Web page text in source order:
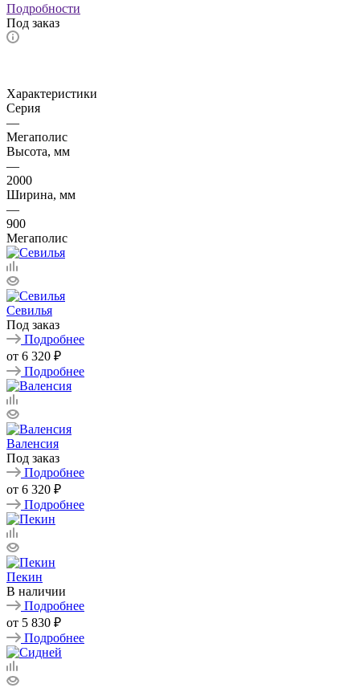
Подробности
Под заказ
Характеристики
Серия
—
Мегаполис
Высота, мм
—
2000
Ширина, мм
—
900
Мегаполис
Севилья
Под заказ
Подробнее
от 6 320 ₽
Подробнее
Валенсия
Под заказ
Подробнее
от 6 320 ₽
Подробнее
Пекин
В наличии
Подробнее
от 5 830 ₽
Подробнее